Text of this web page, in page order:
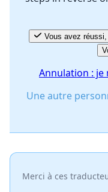
Vous avez
Annulation : je
Une autre
Merci à ces